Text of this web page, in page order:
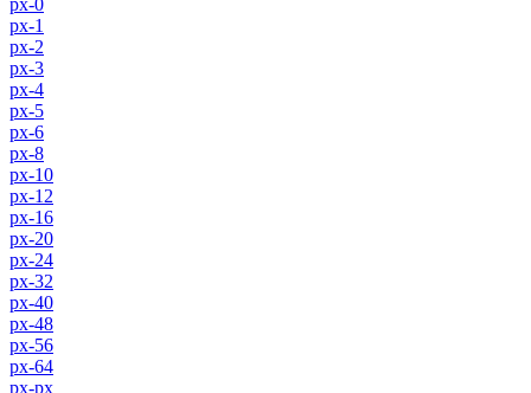
px-1
px-2
px-3
px-4
px-5
px-6
px-8
px-10
px-12
px-16
px-20
px-24
px-32
px-40
px-48
px-56
px-64
px-px